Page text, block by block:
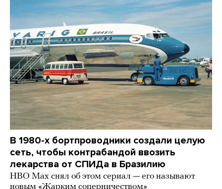
В 1980-х бортпроводники создали целую
сеть, чтобы контрабандой ввозить
лекарства от СПИДа в Бразилию
HBO Max снял об этом сериал — его называют
новым «Жарким соперничеством»